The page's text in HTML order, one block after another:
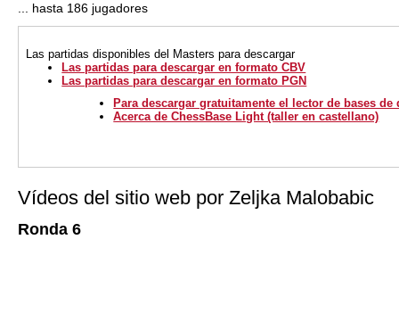
... hasta 186 jugadores
Las partidas disponibles del Masterspara descargar
Las partidas para descargar en formato CBV
Las partidas para descargar en formato PGN
Para descargar gratuitamente el lector de bases de
Acerca de ChessBase Light (taller en castellano)
Vídeos del sitio web por Zeljka Malobabic
Ronda 6